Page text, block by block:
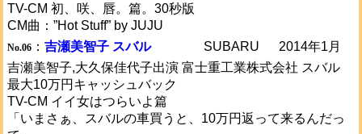
TV-CM 初、咲、唇。篇。30秒版
CM曲：”Hot Stuff” by JUJU
No.06 ： 吉瀬美智子 スバル SUBARU
2014年1月
吉瀬美智子,大久保佳代子出演 富士重工業株式会社 スバル
最大10万円キャッシュバック
TV-CM イイ女はつらいよ篇
「いまさぁ、スバルの車買うと、10万円返って来るんだっ